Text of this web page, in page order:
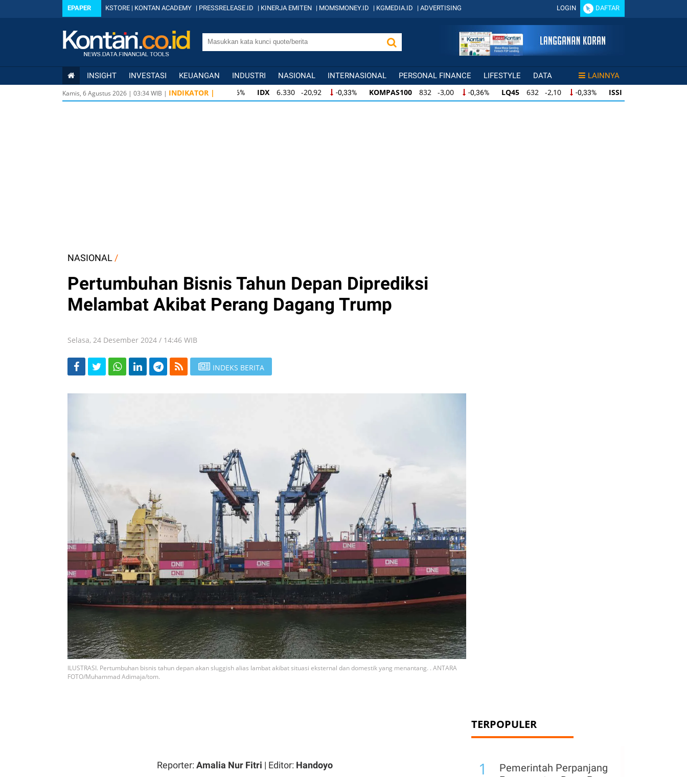
EPAPER KSTORE | KONTAN ACADEMY | PRESSRELEASE.ID | KINERJA EMITEN | MOMSMONEY.ID | KGMEDIA.ID | ADVERTISING LOGIN DAFTAR
INSIGHT INVESTASI KEUANGAN INDUSTRI NASIONAL INTERNASIONAL PERSONAL FINANCE LIFESTYLE DATA LAINNYA
Kamis, 6 Agustus 2026 | 03:34WIB | INDIKATOR | IDX 6.330 -20,92 -0,33% KOMPAS100 832 -3,00 -0,36% LQ45 632 -2,10 -0,33% ISSI 219 -1,21
IDX 6.330 -20,92 -0,33% KOMPAS100 832 -3,00 -0,36% LQ45 632 -2,10 -0,33% ISSI 219 -1,21
NASIONAL /
Pertumbuhan Bisnis Tahun Depan Diprediksi
Melambat Akibat Perang Dagang Trump
Selasa, 24 Desember 2024 / 14:46 WIB
INDEKS BERITA
ILUSTRASI. Pertumbuhan bisnis tahun depan akan sluggish alias lambat akibat situasi eksternal dan domestik yang menantang. . ANTARA
FOTO/Muhammad Adimaja/tom.
Reporter: Amalia Nur Fitri | Editor: Handoyo
TERPOPULER
1
Pemerintah Perpanjang